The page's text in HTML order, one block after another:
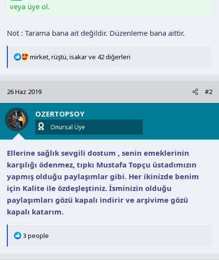
veya üye ol.
Not : Tarama bana ait değildir. Düzenleme bana aittir.
T
i
l
mirket rüştü isakarve 42 diğerleri
26 Haz 2019 #2
OZERTOPSOY
Onursal Üye
Ellerine sağlık sevgili dostum , senin emeklerinin
karşılığı ödenmez, tıpkı Mustafa Topçu üstadımızın
yapmış olduğu paylaşımlar gibi. Her ikinizde benim
için Kalite ile özdeşleştiniz. İsminizin olduğu
paylaşımları gözü kapalı indirir ve arşivime gözü
kapalı katarım.
T
3 people